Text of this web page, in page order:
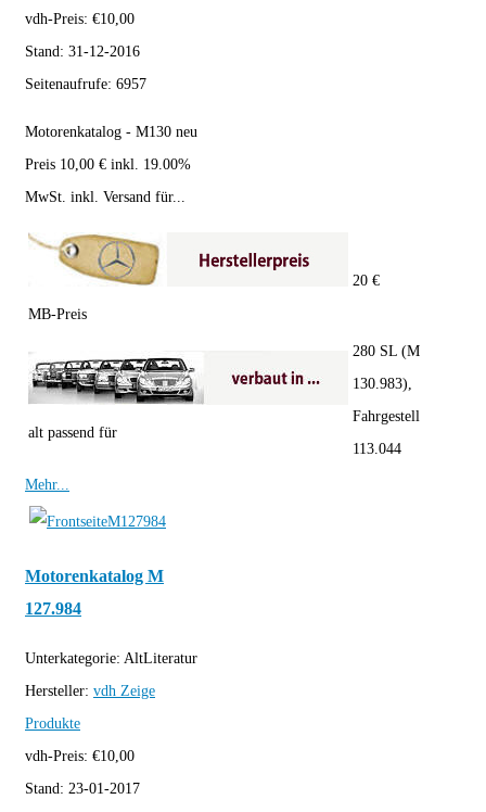
vdh-Preis: €10,00
Stand: 31-12-2016
Seitenaufrufe: 6957
Motorenkatalog - M130 neu
Preis 10,00 € inkl. 19.00%
MwSt. inkl. Versand für...
MB-Preis
20 €
alt passend für
280 SL (M
130.983),
Fahrgestell
113.044
Mehr...
Motorenkatalog M
127.984
Unterkategorie: AltLiteratur
Hersteller: vdh Zeige
Produkte
vdh-Preis: €10,00
Stand: 23-01-2017